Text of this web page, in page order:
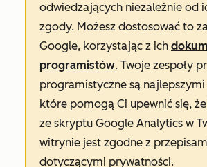
odwiedzających niezależnie od
zgody. Możesz dostosować to
Google, korzystając z ich
programistów. Twoje zespoły
programistyczne są
które pomogą Ci upewnić się,
ze skryptu Google Analytics w
witrynie jest zgodne z
dotyczącymi prywatności.